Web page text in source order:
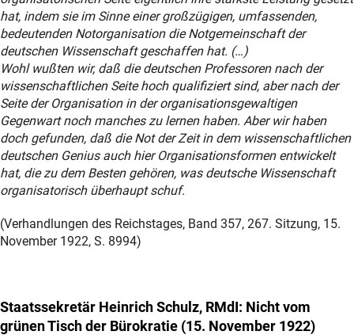
hat, indem sie im Sinne einer großzügigen, umfassenden,
bedeutenden Notorganisation die Notgemeinschaft der
deutschen Wissenschaft geschaffen hat. (…)
Wohl wußten wir, daß die deutschen Professoren nach der
wissenschaftlichen Seite hoch qualifiziert sind, aber nach der
Seite der Organisation in der organisationsgewaltigen
Gegenwart noch manches zu lernen haben. Aber wir haben
doch gefunden, daß die Not der Zeit in dem wissenschaftlichen
deutschen Genius auch hier Organisationsformen entwickelt
hat, die zu dem Besten gehören, was deutsche Wissenschaft
organisatorisch überhaupt schuf.
(Verhandlungen des Reichstages, Band 357, 267. Sitzung, 15.
November 1922, S. 8994)
Staatssekretär Heinrich Schulz, RMdI: Nicht vom
grünen Tisch der Bürokratie (15. November 1922)